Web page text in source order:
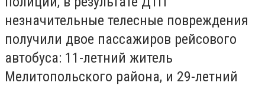
незначительные телесные повреждения
получили двое пассажиров рейсового
автобуса: 11-летний житель
Мелитопольского района, и 29-летний